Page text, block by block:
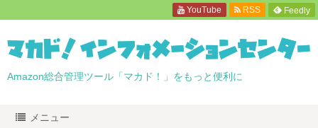
Amazon総合管理ツール「マカド！」をもっと便利に
メニュー
YouTube RSS Feedly